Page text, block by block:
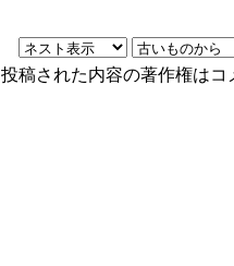
投稿された内容の著作権はコ